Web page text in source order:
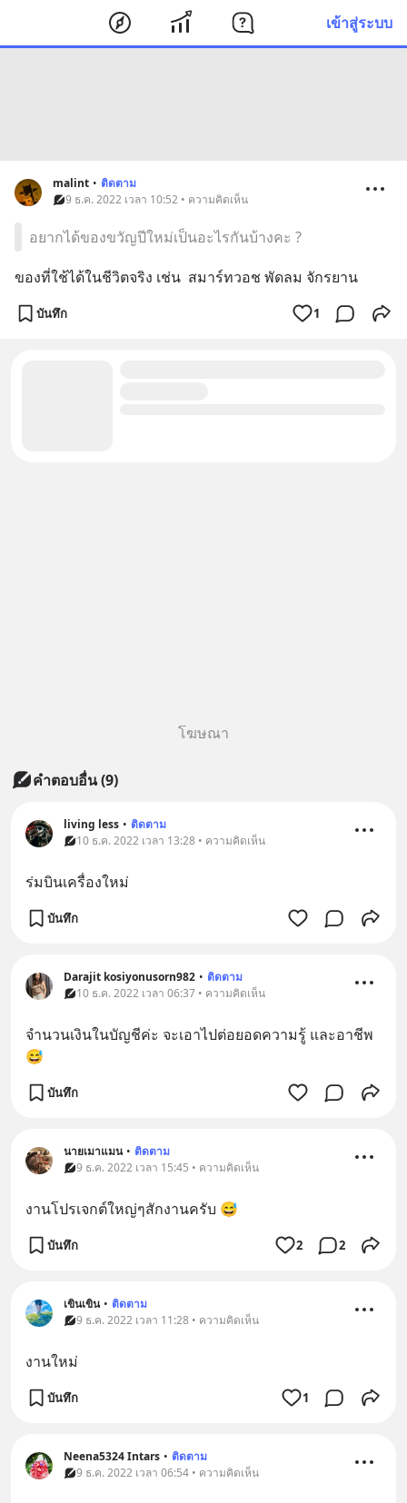
เข้าสู่ระบบ
malint • ติดตาม
9 ธ.ค. 2022 เวลา 10:52 • ความคิดเห็น
อยากได้ของขวัญปีใหม่เป็นอะไรกันบ้างคะ ?
ของที่ใช้ได้ในชีวิตจริง เช่น  สมาร์ทวอช พัดลม จักรยาน
บันทึก 1
โฆษณา
คำตอบอื่น(9)
living less • ติดตาม
10 ธ.ค. 2022 เวลา 13:28 • ความคิดเห็น
ร่มบินเครื่องใหม่
บันทึก
Darajit kosiyonusorn982 • ติดตาม
10 ธ.ค. 2022 เวลา 06:37 • ความคิดเห็น
จำนวนเงินในบัญชีค่ะ จะเอาไปต่อยอดความรู้ และอาชีพ
😅
บันทึก
นายเมาแมน • ติดตาม
9 ธ.ค. 2022 เวลา 15:45 • ความคิดเห็น
งานโปรเจกต์ใหญ่ๆสักงานครับ 😅
บันทึก 2 2
เขินเขิน • ติดตาม
9 ธ.ค. 2022 เวลา 11:28 • ความคิดเห็น
งานใหม่
บันทึก 1
Neena5324 Intars • ติดตาม
9 ธ.ค. 2022 เวลา 06:54 • ความคิดเห็น